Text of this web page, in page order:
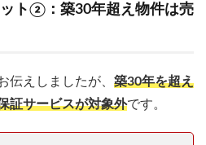
ト②：築30年超え物件は売
伝えしましたが、 築30年を超え
証サービスが対象外です。